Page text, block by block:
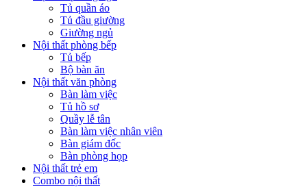
Tủ quần áo
Tủ đầu giường
Giường ngủ
Nội thất phòng bếp
Tủ bếp
Bộ bàn ăn
Nội thất văn phòng
Bàn làm việc
Tủ hồ sơ
Quầy lễ tân
Bàn làm việc nhân viên
Bàn giám đốc
Bàn phòng họp
Nội thất trẻ em
Combo nội thất